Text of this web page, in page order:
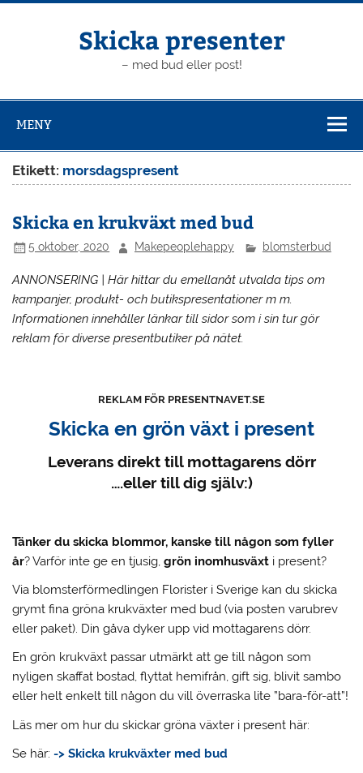
Hoppa
Skicka presenter
– med bud eller post!
MENY
Etikett: morsdagspresent
Skicka en krukväxt med bud
5 oktober, 2020 Makepeoplehappy blomsterbud
ANNONSERING | Här hittar du emellanåt utvalda tips om
kampanjer, produkt- och butikspresentationer m m.
Informationen innehåller länkar till sidor som i sin tur gör
reklam för diverse presentbutiker på nätet.
REKLAM FÖR PRESENTNAVET.SE
Skicka en grön växt i present
Leverans direkt till mottagarens dörr
….eller till dig själv:)
Tänker du skicka blommor, kanske till någon som fyller
år? Varför inte ge en tjusig,grön inomhusväxt i present?
Via blomsterförmedlingen Florister i Sverige kan du skicka
grymt fina gröna krukväxter med bud (via posten varubrev
eller paket). Din gåva dyker upp vid mottagarens dörr.
En grön krukväxt passar utmärkt att ge till någon som
nyligen skaffat bostad, flyttat hemifrån, gift sig, blivit sambo
eller helt enkelt till någon du vill överraska lite ”bara-för-att”!
Läs mer om hur du skickar gröna växter i present här:
Se här:-> Skicka krukväxter med bud